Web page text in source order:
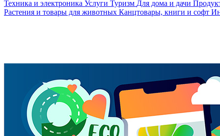
Техника и электроника Услуги Туризм Для дома и дачи
Растения и товары для животных Канцтовары, книги и софт